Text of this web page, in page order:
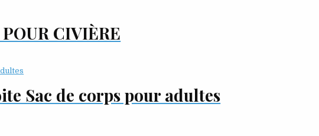
CIVIÈRE
Sac de corps pour adultes